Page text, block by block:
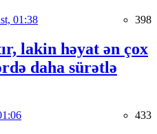
01:38 398
lakin həyat ən çox
daha sürətlə
433